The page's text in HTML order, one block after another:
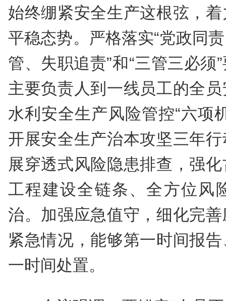
始终绷紧安全生产这根弦，
平稳态势。严格落实“党政同
管、失职追责”和“三管三必须
主要负责人到一线员工的全
水利安全生产风险管控“六项
开展安全生产治本攻坚三年
展穿透式风险隐患排查，强
工程建设全链条、全方位风
治。加强应急值守，细化完
紧急情况，能够第一时间报
一时间处置。